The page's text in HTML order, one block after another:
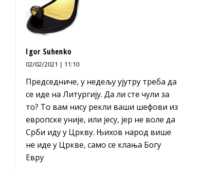
Igor Suhenko
02/02/2021 | 11:10
Председниче, у недељу ујутру треба да
се иде на Литургију. Да ли сте чули за
то? То вам нису рекли ваши шефови из
европске уније, или јесу, јер не воле да
Срби иду у Цркву. Њихов народ више
не иде у Цркве, само се клања Богу
Евру